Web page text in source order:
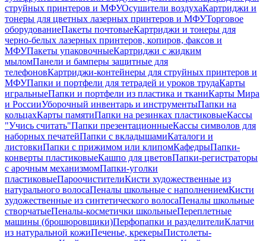
струйных принтеров и МФУОсушители воздухаКартриджи и
тонеры для цветных лазерных принтеров и МФУТорговое
оборудованиеПакеты почтовыеКартриджи и тонеры для
черно-белых лазерных принтеров, копиров, факсов и
МФУПакеты упаковочныеКартриджи с жидким
мыломПанели и бамперы защитные для
телефоновКартриджи-контейнеры для струйных принтеров и
МФУПапки и портфели для тетрадей и уроков трудаКарты
игральныеПапки и портфели из пластика и тканиКарты Мира
и РоссииУборочный инвентарь и инструментыПапки на
кольцахКарты памятиПапки на резинках пластиковыеКассы
"Учись считать"Папки презентационныеКассы символов для
наборных печатейПапки с вкладышамиКаталоги и
листовкиПапки с прижимом или клипомКафедрыПапки-
конверты пластиковыеКашпо для цветовПапки-регистраторы
с арочным механизмомПапки-уголки
пластиковыеПароочистителиКисти художественные из
натурального волосаПеналы школьные с наполнениемКисти
художественные из синтетического волосаПеналы школьные
створчатыеПеналы-косметички школьныеПереплетные
машины (брошюровщики)Перфопапки и разделителиКлатчи
из натуральной кожиПеченье, крекерыПистолеты-